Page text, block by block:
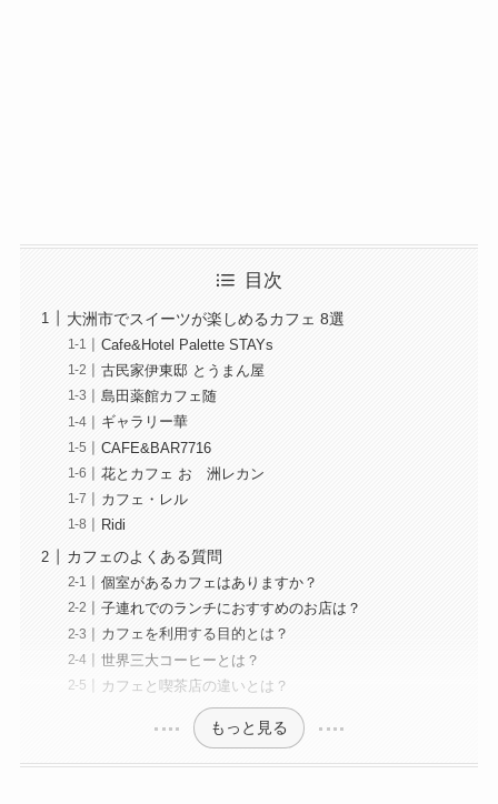
目次
大洲市でスイーツが楽しめるカフェ 8選
Cafe&Hotel Palette STAYs
古民家伊東邸 とうまん屋
島田薬館カフェ随
ギャラリー華
CAFE&BAR7716
花とカフェ おゝ洲レカン
カフェ・レル
Ridi
カフェのよくある質問
個室があるカフェはありますか？
子連れでのランチにおすすめのお店は？
カフェを利用する目的とは？
世界三大コーヒーとは？
カフェと喫茶店の違いとは？
もっと見る